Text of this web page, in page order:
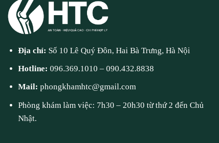
Địa chỉ: Số 10 Lê Quý Đôn, Hai Bà Trưng, Hà Nội
Hotline:096.369.1010 –090.432.8838
Mail:phongkhamhtc@gmail.com
Phòng khám làm việc: 7h30 – 20h30 từ thứ 2 đến Chủ
Nhật.